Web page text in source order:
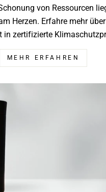
von Ressourcen
Herzen. Erfahre mehr
in zertifizierte
MEHR ERFAHREN